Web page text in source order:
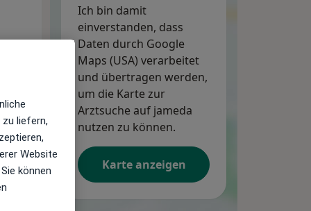
Di,
11 Aug
Mi,
12 Aug
Ich bin damit
einverstanden, dass
Daten durch Google
Maps (USA) verarbeitet
und übertragen werden,
um die Karte zur
Arztsuche auf jameda
nutzen zu können.
Karte anzeigen
liefern,
Website
können